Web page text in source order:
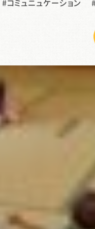
コミュニュケーション